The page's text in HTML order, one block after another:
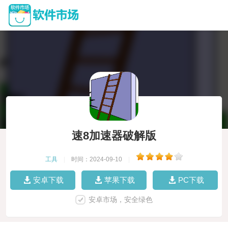
速8加速器破解版
工具 时间：2024-09-10
安卓下载 苹果下载 PC下载
安卓市场，安全绿色